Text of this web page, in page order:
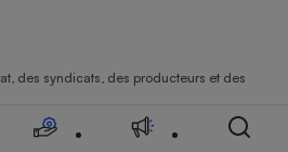
des syndicats, des producteurs et des